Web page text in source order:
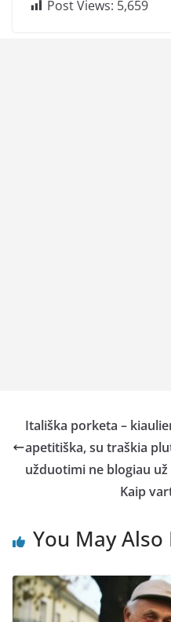
Post Views: 5,659
Itališka porketa –
apetitiška, su traškia
užduotimi ne blogiau
Kaip
You May Also